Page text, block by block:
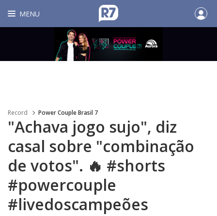
MENU
Record Power Couple Brasil 7
"Achava jogo sujo", diz
casal sobre "combinação
de votos". 🔥 #shorts
#powercouple
#livedoscampeões